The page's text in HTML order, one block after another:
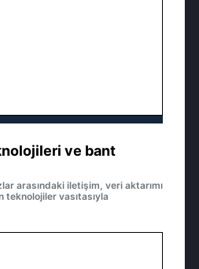
ve bant
arasındaki iletişim, veri aktarımı
teknolojiler vasıtasıyla